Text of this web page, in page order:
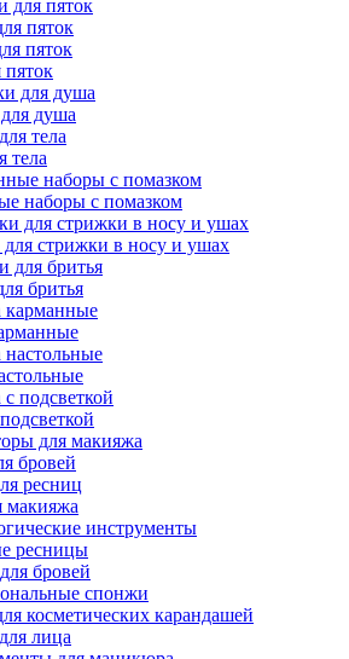
пяток
пяток
душа
тела
наборы с помазком
стрижки в носу и ушах
бритья
для макияжа
бровей
ресниц
макияжа
инструменты
ресницы
бровей
спонжи
косметических карандашей
лица